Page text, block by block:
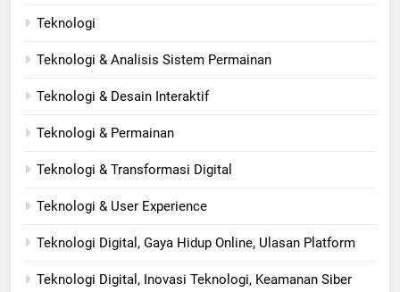
Teknologi
Teknologi & Analisis Sistem Permainan
Teknologi & Desain Interaktif
Teknologi & Permainan
Teknologi & Transformasi Digital
Teknologi & User Experience
Teknologi Digital, Gaya Hidup Online, Ulasan Platform
Teknologi Digital, Inovasi Teknologi, Keamanan Siber